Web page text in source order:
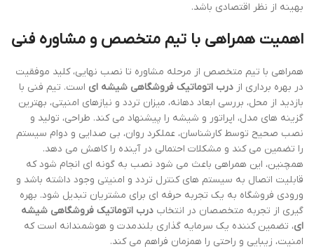
بهینه از نظر اقتصادی باشد.
اهمیت همراهی با تیم متخصص و مشاوره فنی
همراهی با تیم متخصص از مرحله مشاوره تا نصب نهایی، کلید موفقیت
در بهره برداری از درب اتوماتیک فروشگاهی شیشه ای است. تیم فنی با
بازدید از محل، بررسی ابعاد دهانه، میزان تردد و نیازهای امنیتی، بهترین
گزینه های مدل، اپراتور و شیشه را پیشنهاد می کند. طراحی، تولید و
نصب صحیح توسط کارشناسان، عملکرد روان، بی صدایی و دوام سیستم
را تضمین می کند و مشکلات احتمالی در آینده را کاهش می دهد.
همچنین، این همراهی باعث می شود نصب به گونه ای انجام شود که
قابلیت اتصال به سیستم های کنترل تردد و امنیتی وجود داشته باشد و
ورودی فروشگاه به یک تجربه حرفه ای برای مشتریان تبدیل شود. بهره
گیری از تجربه متخصصان در انتخاب درب اتوماتیک فروشگاهی شیشه
ای، تضمین کننده یک سرمایه گذاری بلندمدت و هوشمندانه است که
امنیت، زیبایی و راحتی را همزمان فراهم می کند.